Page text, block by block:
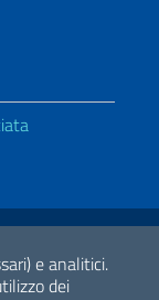
e analitici.
dei